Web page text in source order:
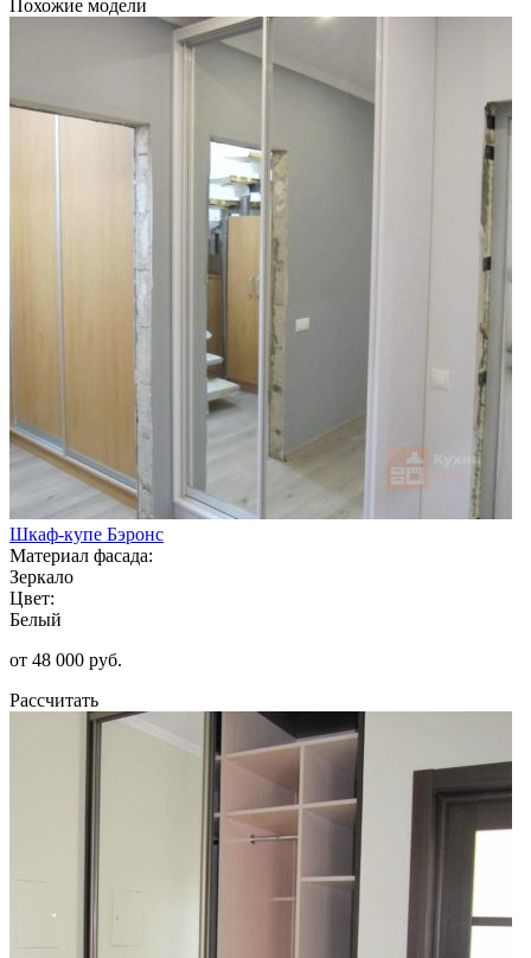
Похожие модели
Шкаф-купе Бэронс
Материал фасада:
Зеркало
Цвет:
Белый
от 48 000 руб.
Рассчитать